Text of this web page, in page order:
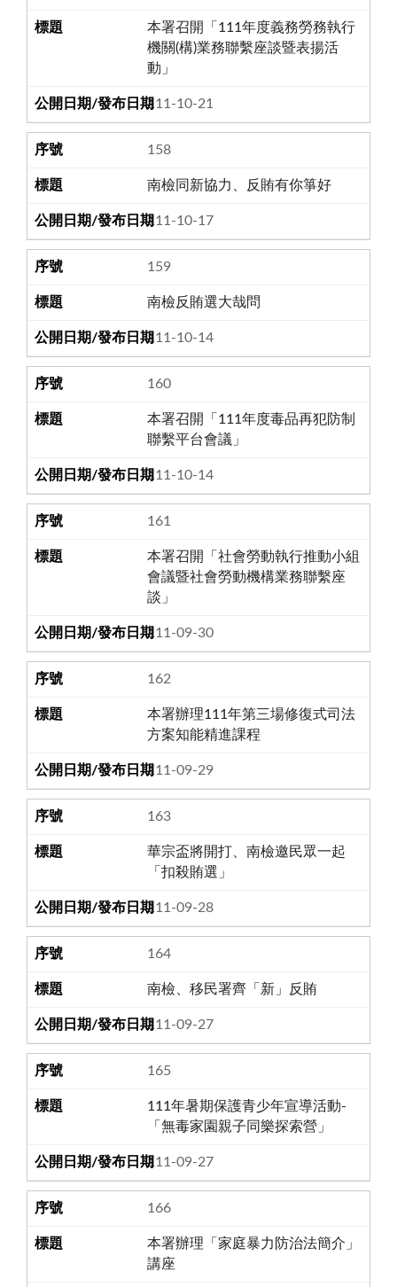
本署召開「111年度義務勞務執行
機關(構)業務聯繫座談暨表揚活
動」
111-10-21
158
南檢同新協力、反賄有你箏好
111-10-17
159
南檢反賄選大哉問
111-10-14
160
本署召開「111年度毒品再犯防制
聯繫平台會議」
111-10-14
161
本署召開「社會勞動執行推動小組
會議暨社會勞動機構業務聯繫座
談」
111-09-30
162
本署辦理111年第三場修復式司法
方案知能精進課程
111-09-29
163
華宗盃將開打、南檢邀民眾一起
「扣殺賄選」
111-09-28
164
南檢、移民署齊「新」反賄
111-09-27
165
111年暑期保護青少年宣導活動-
「無毒家園親子同樂探索營」
111-09-27
166
本署辦理「家庭暴力防治法簡介」
講座